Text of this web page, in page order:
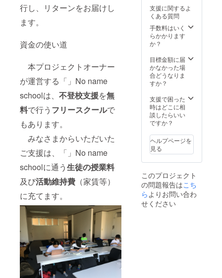
行し、リターンをお届けし
ます。
資金の使い道
本プロジェクトオーナー
が運営する「」No name
schoolは、 不登校支援を無
料で行う フリースクールで
もあります。
みなさまからいただいた
ご支援は、「」No name
schoolに通う生徒の授業料
及び活動維持費 （家賃等）
に充てます。
ウンド
ルー
ル】は1
つで
傷禁止
【目
的】 ・
居場所
・教育
関係者
の交流
関係者
の共伴
走、伴
奏の関
【コン
セプ
ト】 ・
ふらっ
と（気
支援に関するよ
くある質問
手数料はいく
らかかります
か？
目標金額に届
かなかった場
合どうなりま
すか？
支援で困った
時はどこに相
談したらいい
ですか？
ヘルプページを
見る
このプロジェクト
の問題報告はこち
らよりお問い合わ
せください